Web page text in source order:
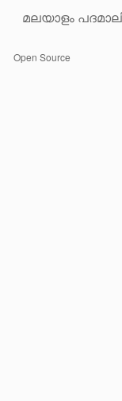
മലയാളം
Open Source